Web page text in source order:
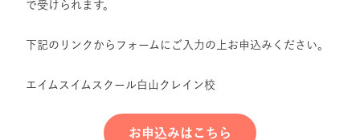
で受けられます。
下記のリンクからフォームにご入力の上お申込みください。
エイムスイムスクール白山クレイン校
お申込みはこちら